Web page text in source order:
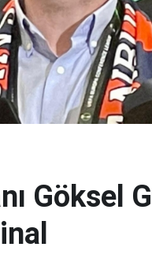
Göksel